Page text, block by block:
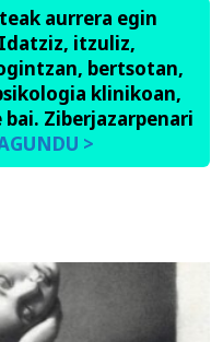
aurrera egin
itzuliz,
bertsotan,
klinikoan,
Ziberjazarpenari
>